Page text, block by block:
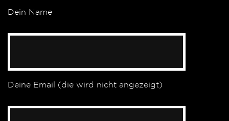
Dein Name
Deine Email (die wird nicht angezeigt)